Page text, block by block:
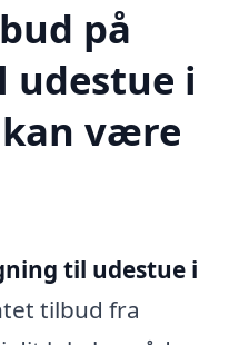
på
i
være
til udestue i
tilbud fra